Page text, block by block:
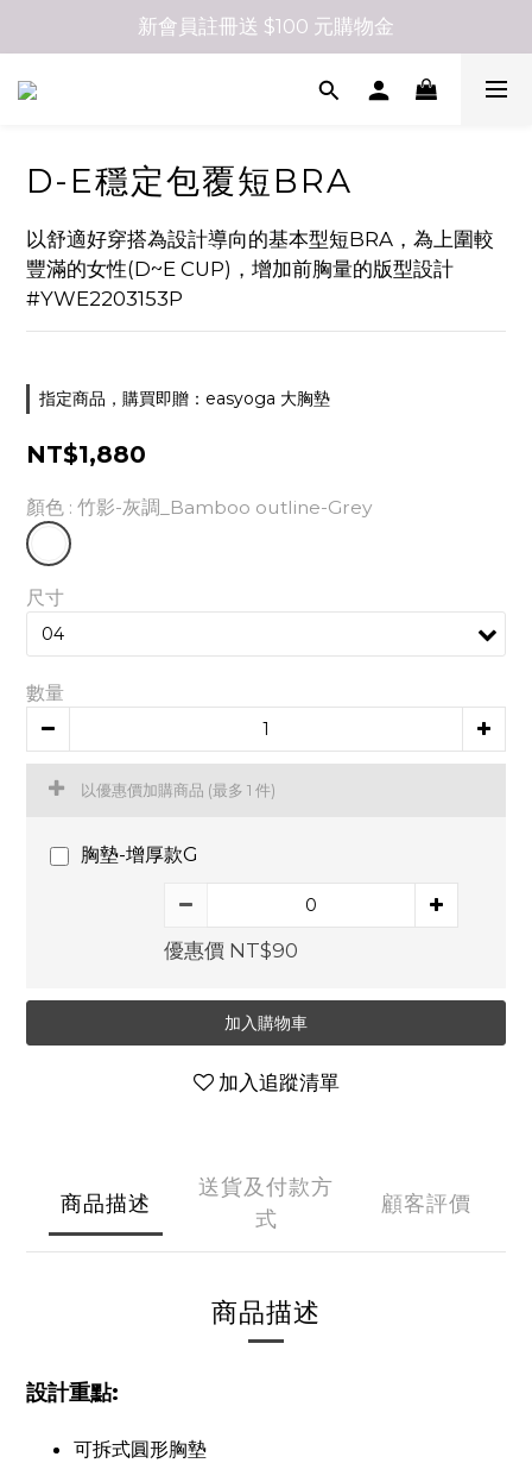
新會員註冊送 $100 元購物金
D-E穩定包覆短BRA
以舒適好穿搭為設計導向的基本型短BRA，為上圍較
豐滿的女性(D~E CUP)，增加前胸量的版型設計
#YWE2203153P
指定商品，購買即贈：easyoga 大胸墊
NT$1,880
顏色 : 竹影-灰調_Bamboo outline-Grey
尺寸
數量
以優惠價加購商品 (最多 1 件)
胸墊-增厚款G
優惠價 NT$90
加入購物車
加入追蹤清單
商品描述
送貨及付款方
式
顧客評價
商品描述
設計重點:
可拆式圓形胸墊